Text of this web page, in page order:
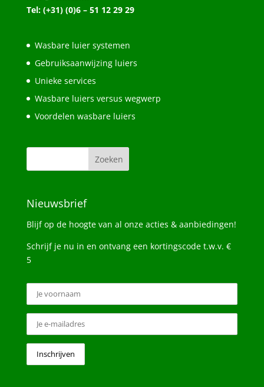
Tel: (+31) (0)6 – 51 12 29 29
Wasbare luier systemen
Gebruiksaanwijzing luiers
Unieke services
Wasbare luiers versus wegwerp
Voordelen wasbare luiers
Nieuwsbrief
Blijf op de hoogte van al onze acties & aanbiedingen!
Schrijf je nu in en ontvang een kortingscode t.w.v. €
5